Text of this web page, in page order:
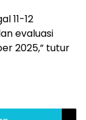
11-12
evaluasi
2025,” tutur